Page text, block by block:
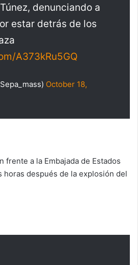
denunciando a
estar detrás de los
A373kRu5GQ
October 18,
frente a la Embajada de Estados
horas después de la explosión del